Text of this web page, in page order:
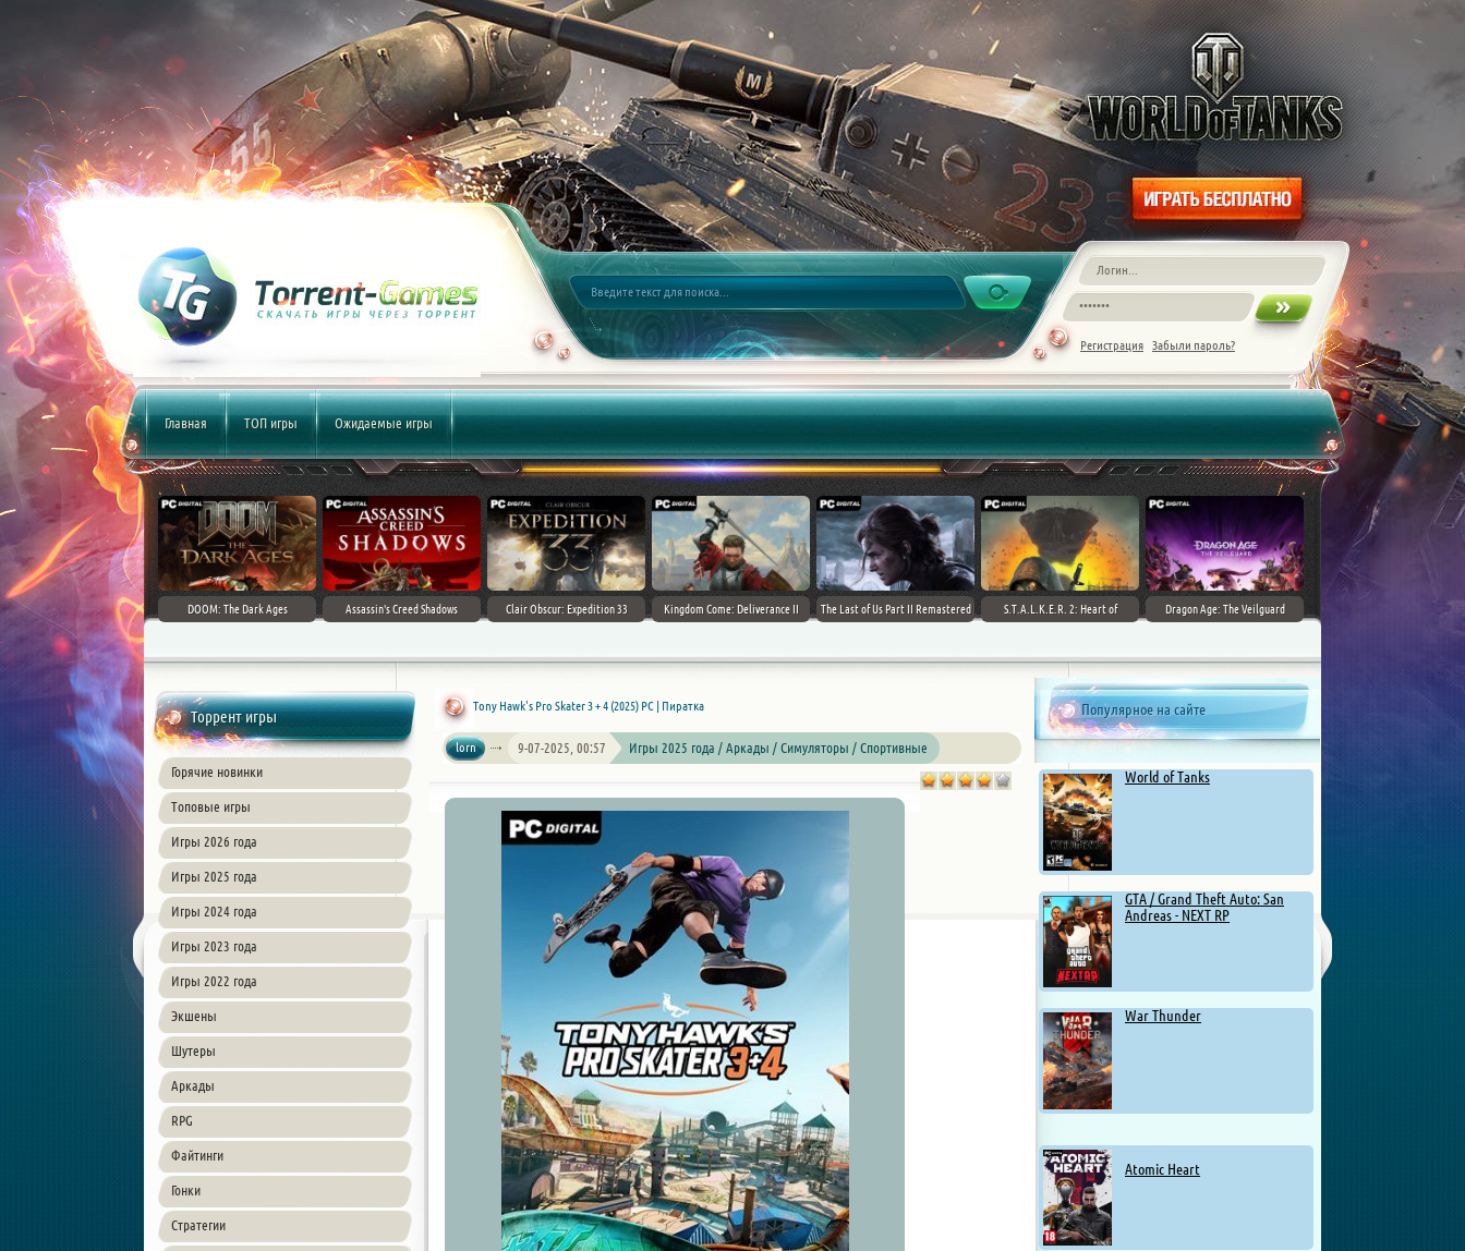
Регистрация Забыли пароль?
Главная ТОП игры Ожидаемые игры
DOOM: The Dark Ages Assassin's Creed Shadows Clair Obscur: Expedition 33 Kingdom Come: Deliverance II The Last of Us Part II Remastered
S.T.A.L.K.E.R. 2: Heart of
Dragon Age: The Veilguard
Торрент игры
Горячие новинки
Топовые игры
Игры 2026 года
Игры 2025 года
Игры 2024 года
Игры 2023 года
Игры 2022 года
Экшены
Шутеры
Аркады
RPG
Файтинги
Гонки
Стратегии
Популярное на сайте
World of Tanks
GTA / Grand Theft Auto: San
Andreas - NEXT RP
War Thunder
Atomic Heart
Tony Hawk's Pro Skater 3 + 4 (2025) PC | Пиратка
lorn 9-07-2025, 00:57 Игры 2025 года / Аркады / Симуляторы / Спортивные